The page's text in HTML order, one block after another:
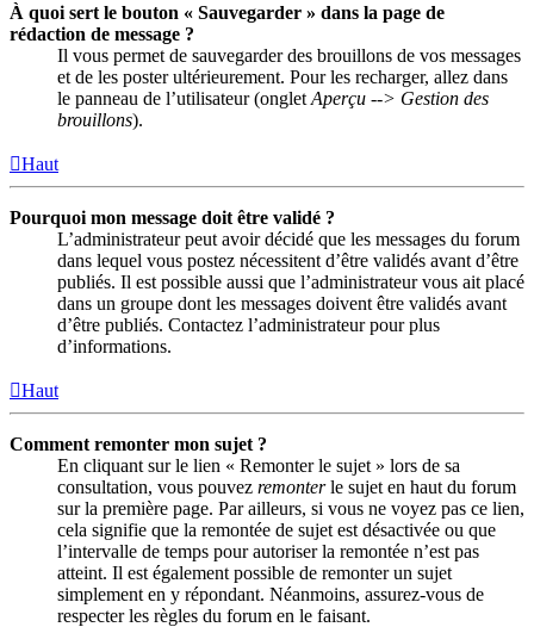
À quoi sert le bouton « Sauvegarder » dans la page de
rédaction de message ?
Il vous permet de sauvegarder des brouillons de vos messages
et de les poster ultérieurement. Pour les recharger, allez dans
le panneau de l’utilisateur (onglet Aperçu --> Gestion des
brouillons).
Haut
Pourquoi mon message doit être validé ?
L’administrateur peut avoir décidé que les messages du forum
dans lequel vous postez nécessitent d’être validés avant d’être
publiés. Il est possible aussi que l’administrateur vous ait placé
dans un groupe dont les messages doivent être validés avant
d’être publiés. Contactez l’administrateur pour plus
d’informations.
Haut
Comment remonter mon sujet ?
En cliquant sur le lien « Remonter le sujet » lors de sa
consultation, vous pouvez remonterle sujet en haut du forum
sur la première page. Par ailleurs, si vous ne voyez pas ce lien,
cela signifie que la remontée de sujet est désactivée ou que
l’intervalle de temps pour autoriser la remontée n’est pas
atteint. Il est également possible de remonter un sujet
simplement en y répondant. Néanmoins, assurez-vous de
respecter les règles du forum en le faisant.